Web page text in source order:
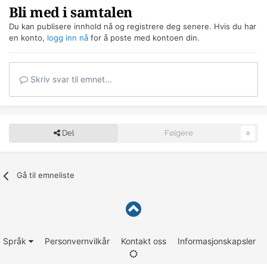
Bli med i samtalen
Du kan publisere innhold nå og registrere deg senere. Hvis du har
en konto, logg inn nå for å poste med kontoen din.
Skriv svar til emnet...
Del Følgere 0
Gå til emneliste
Språk Personvernvilkår Kontakt oss Informasjonskapsler